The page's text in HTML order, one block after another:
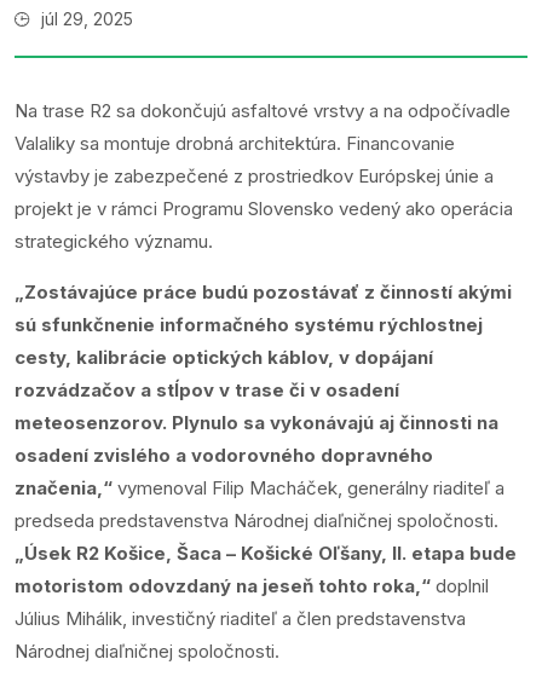
júl 29, 2025
Na trase R2 sa dokončujú asfaltové vrstvy a na odpočívadle
Valaliky sa montuje drobná architektúra. Financovanie
výstavby je zabezpečené z prostriedkov Európskej únie a
projekt je v rámci Programu Slovensko vedený ako operácia
strategického významu.
„Zostávajúce práce budú pozostávať z činností akými
sú sfunkčnenie informačného systému rýchlostnej
cesty, kalibrácie optických káblov, v dopájaní
rozvádzačov a stĺpov v trase či v osadení
meteosenzorov. Plynulo sa vykonávajú aj činnosti na
osadení zvislého a vodorovného dopravného
značenia,“ vymenoval Filip Macháček, generálny riaditeľ a
predseda predstavenstva Národnej diaľničnej spoločnosti.
„Úsek R2 Košice, Šaca – Košické Oľšany, II. etapa bude
motoristom odovzdaný na jeseň tohto roka,“ doplnil
Július Mihálik, investičný riaditeľ a člen predstavenstva
Národnej diaľničnej spoločnosti.